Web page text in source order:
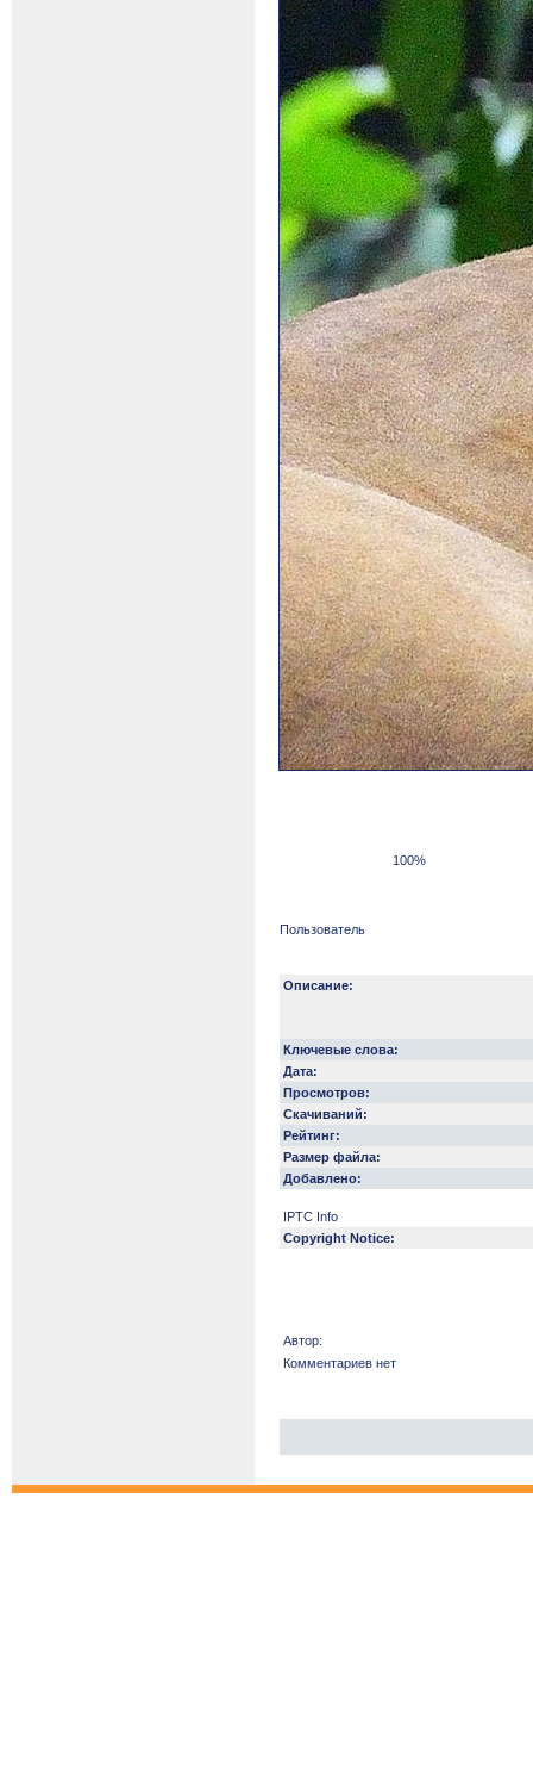
100%
Пользователь
Описание:
Ключевые слова:
Дата:
Просмотров:
Скачиваний:
Рейтинг:
Размер файла:
Добавлено:
IPTC Info
Copyright Notice:
Автор:
Комментариев нет